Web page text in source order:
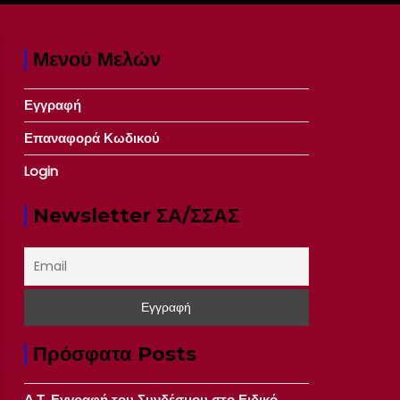
Μενού Μελών
Εγγραφή
Επαναφορά Κωδικού
Login
Newsletter ΣΑ/ΣΣΑΣ
Πρόσφατα Posts